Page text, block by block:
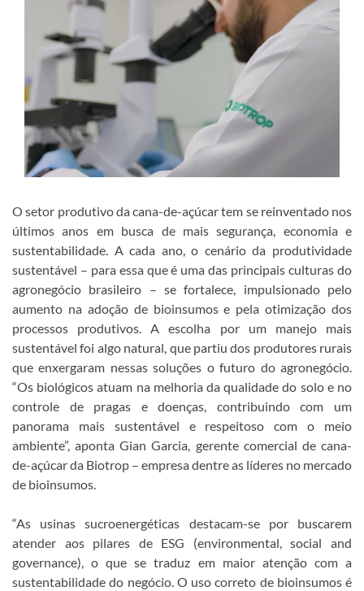
O setor produtivo da cana-de-açúcar tem se reinventado nos
últimos anos em busca de mais segurança, economia e
sustentabilidade. A cada ano, o cenário da produtividade
sustentável – para essa que é uma das principais culturas do
agronegócio brasileiro – se fortalece, impulsionado pelo
aumento na adoção de bioinsumos e pela otimização dos
processos produtivos. A escolha por um manejo mais
sustentável foi algo natural, que partiu dos produtores rurais
que enxergaram nessas soluções o futuro do agronegócio.
“Os biológicos atuam na melhoria da qualidade do solo e no
controle de pragas e doenças, contribuindo com um
panorama mais sustentável e respeitoso com o meio
ambiente”, aponta Gian Garcia, gerente comercial de cana-
de-açúcar da Biotrop – empresa dentre as líderes no mercado
de bioinsumos.
“As usinas sucroenergéticas destacam-se por buscarem
atender aos pilares de ESG (environmental, social and
governance), o que se traduz em maior atenção com a
sustentabilidade do negócio. O uso correto de bioinsumos é